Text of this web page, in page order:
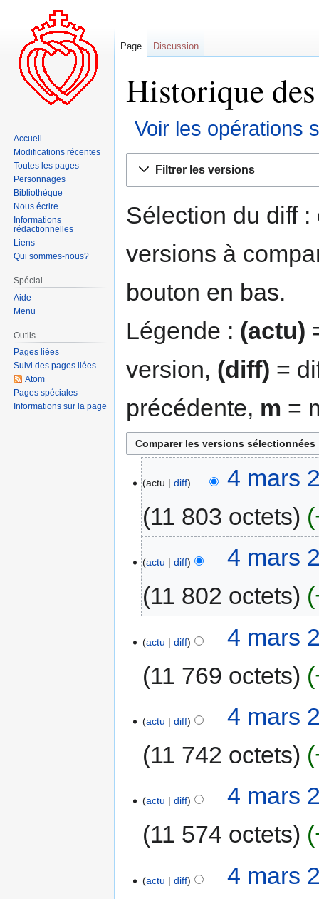
Historique
Voir les opérations
navigation
recherche
Filtrer les versions
Sélection du diff
versions à
bouton en bas.
Légende : (actu)
version, (diff) =
précédente, m =
actu diff
4 mars
11 803 octets
actu diff
4 mars
11 802 octets
actu diff
4 mars
11 769 octets
actu diff
4 mars
11 742 octets
actu diff
4 mars
11 574 octets
actu diff
4 mars
Page Discussion
Accueil
Modifications récentes
Toutes les pages
Personnages
Bibliothèque
Nous écrire
Informations
rédactionnelles
Liens
Qui sommes-nous?
Spécial
Aide
Menu
Outils
Pages liées
Suivi des pages liées
Atom
Pages spéciales
Informations sur la page